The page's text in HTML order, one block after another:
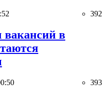
392
вакансий в
393